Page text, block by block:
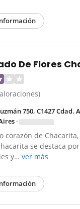
De Flores
750, C1427 Cdad.
·
corazón de
se destaca
y… ver más